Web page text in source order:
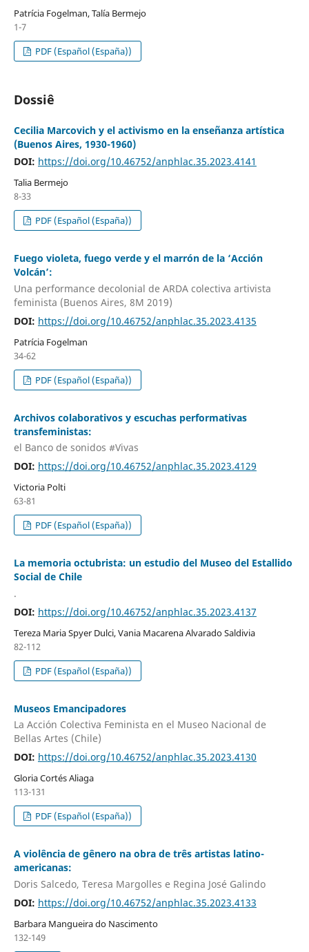
Patrícia Fogelman, Talía Bermejo
1-7
PDF (Español (España))
Dossiê
Cecilia Marcovich y el activismo en la enseñanza artística
(Buenos Aires, 1930-1960)
DOI: https://doi.org/10.46752/anphlac.35.2023.4141
Talia Bermejo
8-33
PDF (Español (España))
Fuego violeta, fuego verde y el marrón de la ‘Acción
Volcán’:
Una performance decolonial de ARDA colectiva artivista
feminista (Buenos Aires, 8M 2019)
DOI: https://doi.org/10.46752/anphlac.35.2023.4135
Patrícia Fogelman
34-62
PDF (Español (España))
Archivos colaborativos y escuchas performativas
transfeministas:
el Banco de sonidos #Vivas
DOI: https://doi.org/10.46752/anphlac.35.2023.4129
Victoria Polti
63-81
PDF (Español (España))
La memoria octubrista: un estudio del Museo del Estallido
Social de Chile
.
DOI: https://doi.org/10.46752/anphlac.35.2023.4137
Tereza Maria Spyer Dulci, Vania Macarena Alvarado Saldivia
82-112
PDF (Español (España))
Museos Emancipadores
La Acción Colectiva Feminista en el Museo Nacional de
Bellas Artes (Chile)
DOI: https://doi.org/10.46752/anphlac.35.2023.4130
Gloria Cortés Aliaga
113-131
PDF (Español (España))
A violência de gênero na obra de três artistas latino-
americanas:
Doris Salcedo, Teresa Margolles e Regina José Galindo
DOI: https://doi.org/10.46752/anphlac.35.2023.4133
Barbara Mangueira do Nascimento
132-149